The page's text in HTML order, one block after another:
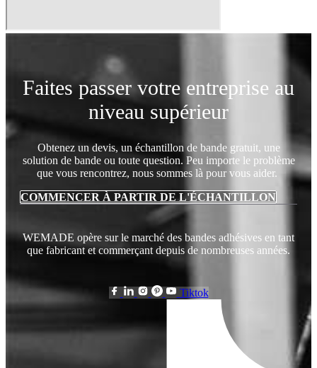
Faites passer votre entreprise au
niveau supérieur
Obtenez un devis, un échantillon de bande gratuit, une
solution de bande ou toute question. Peu importe le problème
que vous rencontrez, nous sommes là pour vous aider.
COMMENCER À PARTIR DE L'ÉCHANTILLON
WEMADE opère sur le marché des bandes adhésives en tant
que fabricant et commerçant depuis de nombreuses années.
Tiktok